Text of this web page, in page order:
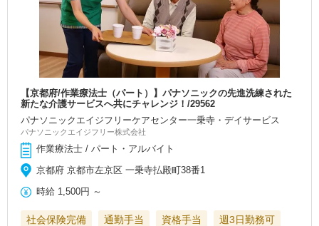
【京都府/作業療法士（パート）】パナソニックの先進洗練された
新たな介護サービスへ共にチャレンジ！/29562
パナソニックエイジフリーケアセンター一乗寺・デイサービス
パナソニックエイジフリー株式会社
作業療法士 / パート・アルバイト
京都府 京都市左京区 一乗寺払殿町38番1
時給 1,500円 ～
社会保険完備 通勤手当 資格手当
週3日勤務可